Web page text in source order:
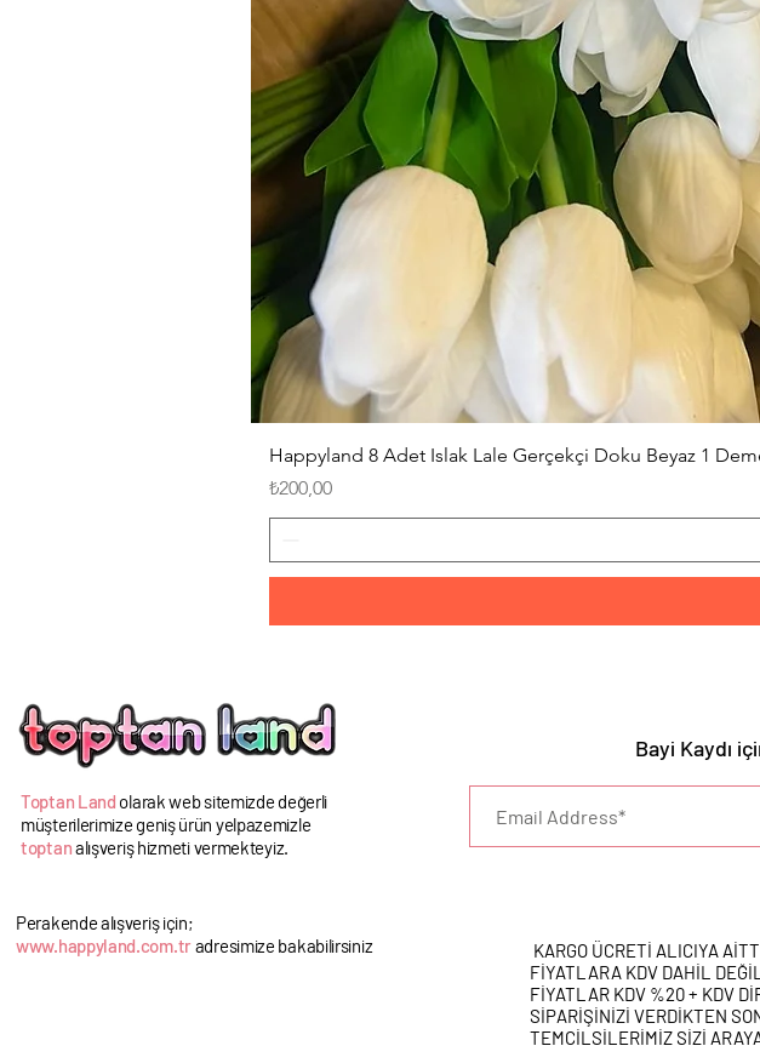
Happyland 8 Adet Islak Lale Gerçekçi Doku Beyaz 1
Fiyat
₺200,00
Toptan Land olarak web sitemizde değerli
müşterilerimize geniş ürün yelpazemizle
toptanalışveriş hizmeti vermekteyiz.
Perakende alışveriş için;
www.happyland.com.tradresimize bakabilirsiniz
UYARI :
Bayi Kaydı
KARGO ÜCRETİ ALICIYA
FİYATLARA KDV DAHİL
FİYATLAR KDV %20 + KDV
SİPARİŞİNİZİ VERDİKTEN
TEMCİLSİLERİMİZ SİZİ